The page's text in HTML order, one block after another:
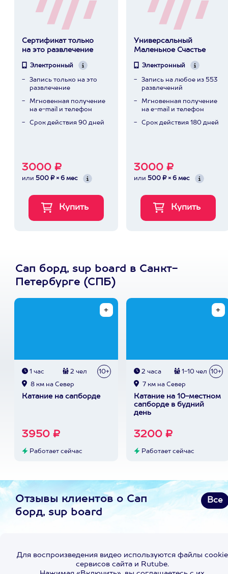
Сертификат только
на это развлечение
Электронный
Запись только на это
развлечение
Мгновенная получение
на e-mail и телефон
Срок действия 90 дней
3000 ₽
или 500 ₽ × 6 мес
Универсальный
Маленькое Счастье
Электронный
Запись на любое из 553
развлечений
Мгновенная получение
на e-mail и телефон
Срок действия 180 дней
3000 ₽
или 500 ₽ × 6 мес
Сап борд, sup board в Санкт-
Петербурге (СПБ)
1 час 2 чел 10+
8 км на Север
Катание на сапборде
3950 ₽
Работает сейчас
2 часа 1-10 чел 10+
7 км на Север
Катание на 10-местном
сапборде в будний
день
3200 ₽
Работает сейчас
Отзывы клиентов о Сап
борд, sup board
Все
Для воспроизведения видео используются файлы cookie
сервисов сайта и Rutube.